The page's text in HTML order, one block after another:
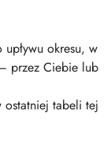
okresu, w
przez Ciebie lub
ostatniej tabeli tej